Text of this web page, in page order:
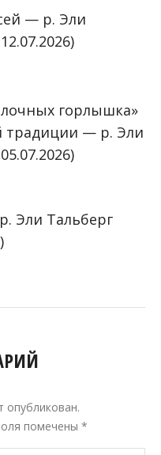
— р. Эли
горлышка»
традиции — р. Эли
Эли Тальберг
опубликован.
помечены *